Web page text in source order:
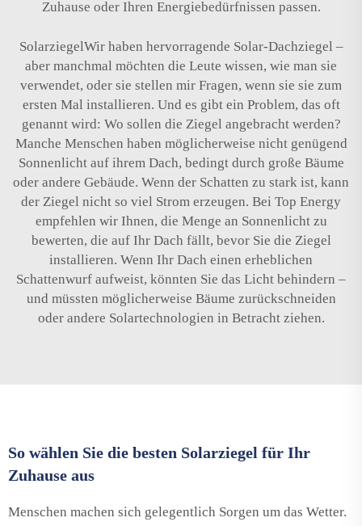
Zuhause oder Ihren Energiebedürfnissen passen.
SolarziegelWir haben hervorragende Solar-Dachziegel –
aber manchmal möchten die Leute wissen, wie man sie
verwendet, oder sie stellen mir Fragen, wenn sie sie zum
ersten Mal installieren. Und es gibt ein Problem, das oft
genannt wird: Wo sollen die Ziegel angebracht werden?
Manche Menschen haben möglicherweise nicht genügend
Sonnenlicht auf ihrem Dach, bedingt durch große Bäume
oder andere Gebäude. Wenn der Schatten zu stark ist, kann
der Ziegel nicht so viel Strom erzeugen. Bei Top Energy
empfehlen wir Ihnen, die Menge an Sonnenlicht zu
bewerten, die auf Ihr Dach fällt, bevor Sie die Ziegel
installieren. Wenn Ihr Dach einen erheblichen
Schattenwurf aufweist, könnten Sie das Licht behindern –
und müssten möglicherweise Bäume zurückschneiden
oder andere Solartechnologien in Betracht ziehen.
So wählen Sie die besten Solarziegel für Ihr
Zuhause aus
Menschen machen sich gelegentlich Sorgen um das Wetter.